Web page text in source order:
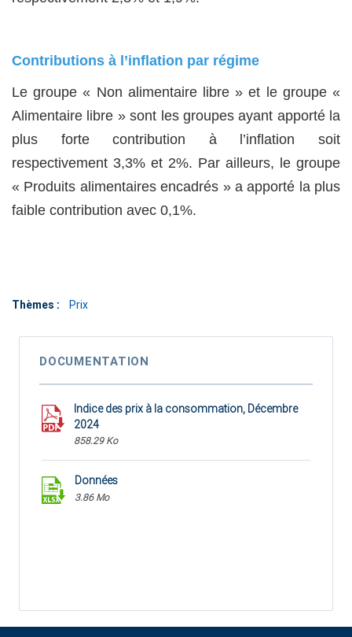
Contributions à l’inflation par régime
Le groupe « Non alimentaire libre » et le groupe «
Alimentaire libre » sont les groupes ayant apporté la
plus forte contribution à l’inflation soit
respectivement 3,3% et 2%. Par ailleurs, le groupe
« Produits alimentaires encadrés » a apporté la plus
faible contribution avec 0,1%.
Thèmes : Prix
DOCUMENTATION
Indice des prix à la consommation, Décembre
2024
858.29 Ko
Données
3.86 Mo